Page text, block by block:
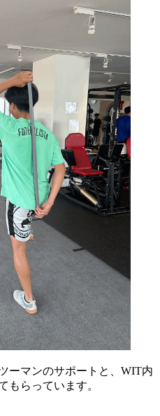
ーマンのサポートと、WIT内
もらっています。